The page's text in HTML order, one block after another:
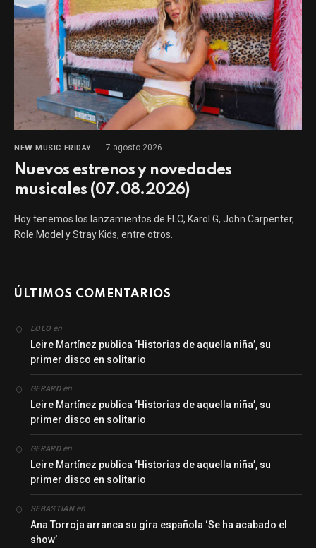
NEW MUSIC FRIDAY 7 agosto 2026
Nuevos estrenos y novedades
musicales (07.08.2026)
Hoy tenemos los lanzamientos de FLO, Karol G, John Carpenter,
Role Model y Stray Kids, entre otros.
ÚLTIMOS COMENTARIOS
LOLO en
Leire Martínez publica ‘Historias de aquella niña’, su
primer disco en solitario
GERARDen
Leire Martínez publica ‘Historias de aquella niña’, su
primer disco en solitario
GERARDen
Leire Martínez publica ‘Historias de aquella niña’, su
primer disco en solitario
SEBASTIANen
Ana Torroja arranca su gira española ‘Se ha acabado el
show’